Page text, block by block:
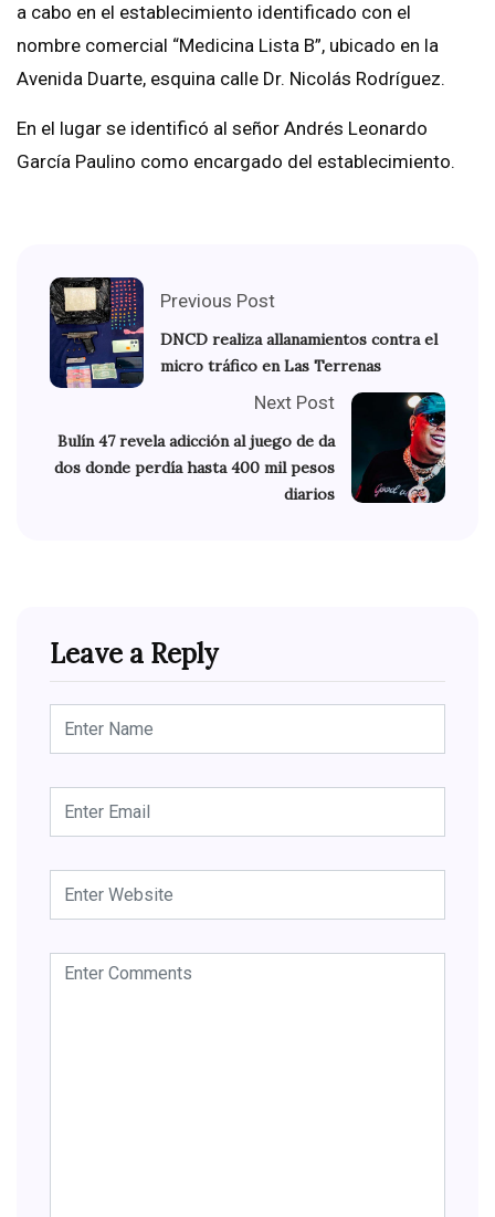
a cabo en el establecimiento identificado con el
nombre comercial “Medicina Lista B”, ubicado en la
Avenida Duarte, esquina calle Dr. Nicolás Rodríguez.
En el lugar se identificó al señor Andrés Leonardo
García Paulino como encargado del establecimiento.
Previous Post
DNCD realiza allanamientos contra el
micro tráfico en Las Terrenas
Next Post
Bulín 47 revela adicción al juego de da
dos donde perdía hasta 400 mil pesos
diarios
Leave a Reply